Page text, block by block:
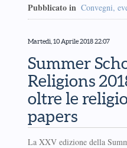
Pubblicato in Convegni,
Martedì, 10 Aprile 2018 22:07
Summer
Religions
oltre le
papers
La XXV edizione della